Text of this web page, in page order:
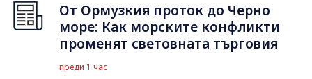
От Ормузкия проток до Черно
море: Как морските конфликти
променят световната търговия
преди 1 час